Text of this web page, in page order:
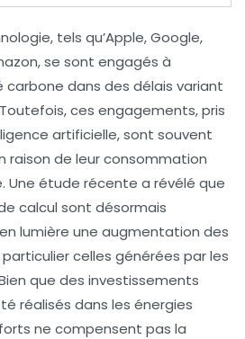
, tels qu’Apple, Google,
se sont engagés à
carbone dans des délais variant
ces engagements, pris
artificielle, sont souvent
raison de leurconsommation
Une étude récente a révélé que
calcul sont désormais
lumière une augmentation des
particulier celles générées par les
que des investissements
réalisés dans les énergies
ne compensent pas la